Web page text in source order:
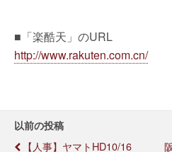
■「楽酷天」のURL
http://www.rakuten.com.cn/
以前の投稿
【人事】ヤマトHD10/16